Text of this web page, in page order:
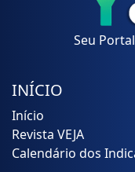
Seu
INÍCIO
Início
Revista VEJA
Calendário dos